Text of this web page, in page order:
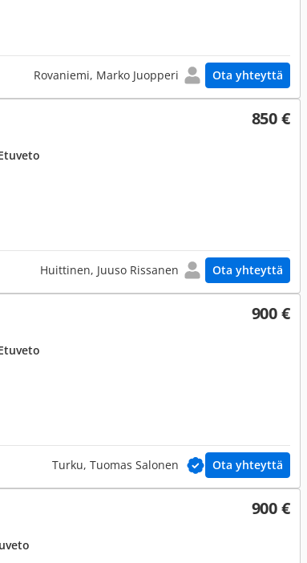
Rovaniemi, Marko Juopperi Ota yhteyttä
850 €
Huittinen, Juuso Rissanen Ota yhteyttä
900 €
Turku, Tuomas Salonen Ota yhteyttä
900 €